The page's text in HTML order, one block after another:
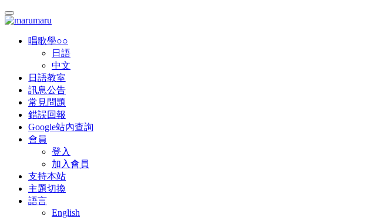
唱歌學○○
日語
中文
日語教室
訊息公告
常見問題
錯誤回報
Google站內查詢
會員
登入
加入會員
支持本站
主題切換
語言
English